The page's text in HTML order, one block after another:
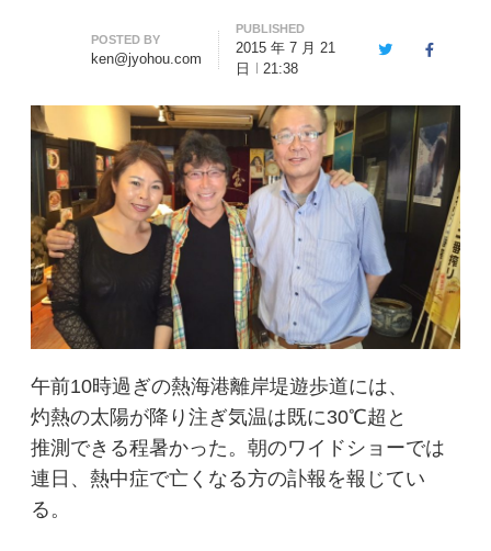
Author
POSTED BY
ken@jyohou.com
PUBLISHED
2015 年 7 月 21
日
21:38
TwitterFacebook
午前10時過ぎの熱海港離岸堤遊歩道には、
灼熱の太陽が降り注ぎ気温は既に30℃超と
推測できる程暑かった。朝のワイドショーでは
連日、熱中症で亡くなる方の訃報を報じてい
る。